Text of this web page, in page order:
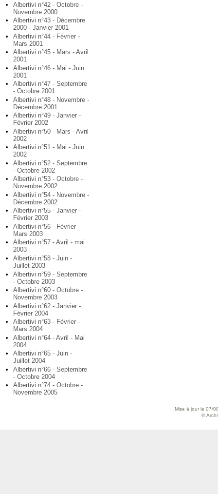
Albertivi n°42 - Octobre -
Novembre 2000
Albertivi n°43 - Décembre
2000 - Janvier 2001
Albertivi n°44 - Février -
Mars 2001
Albertivi n°45 - Mars - Avril
2001
Albertivi n°46 - Mai - Juin
2001
Albertivi n°47 - Septembre
- Octobre 2001
Albertivi n°48 - Novembre -
Décembre 2001
Albertivi n°49 - Janvier -
Février 2002
Albertivi n°50 - Mars - Avril
2002
Albertivi n°51 - Mai - Juin
2002
Albertivi n°52 - Septembre
- Octobre 2002
Albertivi n°53 - Octobre -
Novembre 2002
Albertivi n°54 - Novembre -
Décembre 2002
Albertivi n°55 - Janvier -
Février 2003
Albertivi n°56 - Février -
Mars 2003
Albertivi n°57 - Avril - mai
2003
Albertivi n°58 - Juin -
Juillet 2003
Albertivi n°59 - Septembre
- Octobre 2003
Albertivi n°60 - Octobre -
Novembre 2003
Albertivi n°62 - Janvier -
Février 2004
Albertivi n°63 - Février -
Mars 2004
Albertivi n°64 - Avril - Mai
2004
Albertivi n°65 - Juin -
Juillet 2004
Albertivi n°66 - Septembre
- Octobre 2004
Albertivi n°74 - Octobre -
Novembre 2005
Mise à jour le 07/
©